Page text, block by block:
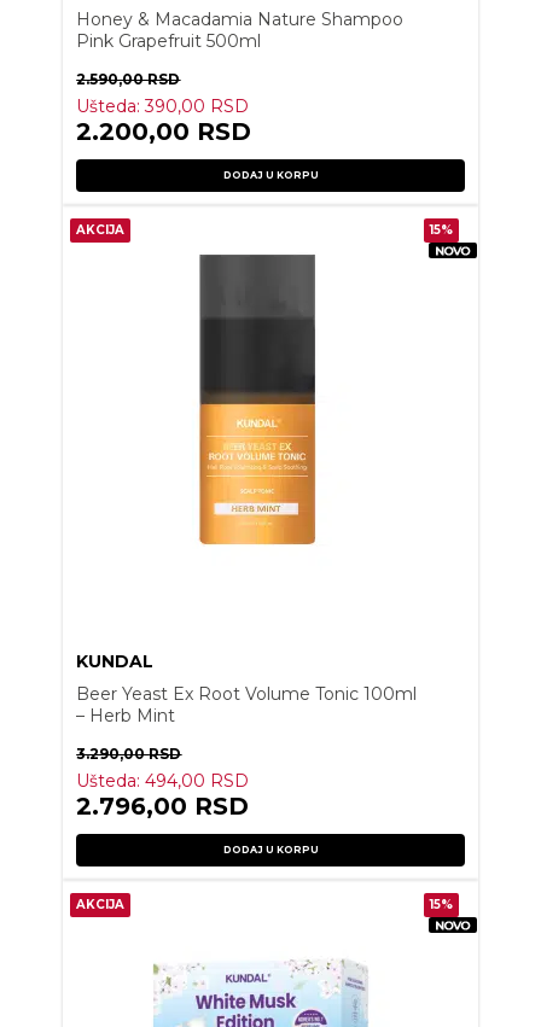
Honey & Macadamia Nature Shampoo
Pink Grapefruit 500ml
2.590,00RSD
Ušteda:390,00 RSD
2.200,00 RSD
DODAJ U KORPU
AKCIJA 15%
KUNDAL
Beer Yeast Ex Root Volume Tonic 100ml
– Herb Mint
3.290,00RSD
Ušteda:494,00 RSD
2.796,00 RSD
DODAJ U KORPU
AKCIJA 15%